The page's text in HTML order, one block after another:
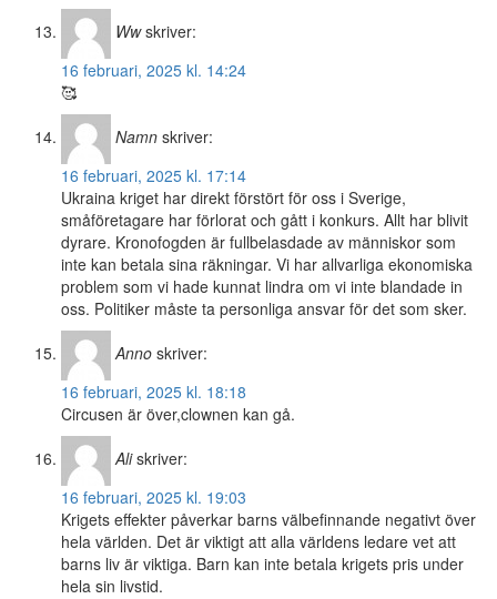
Ww skriver:
16 februari, 2025 kl. 14:24
🥰
Namn skriver:
16 februari, 2025 kl. 17:14
Ukraina kriget har direkt förstört för oss i Sverige,
småföretagare har förlorat och gått i konkurs. Allt har blivit
dyrare. Kronofogden är fullbelasdade av människor som
inte kan betala sina räkningar. Vi har allvarliga ekonomiska
problem som vi hade kunnat lindra om vi inte blandade in
oss. Politiker måste ta personliga ansvar för det som sker.
Anno skriver:
16 februari, 2025 kl. 18:18
Circusen är över,clownen kan gå.
Ali skriver:
16 februari, 2025 kl. 19:03
Krigets effekter påverkar barns välbefinnande negativt över
hela världen. Det är viktigt att alla världens ledare vet att
barns liv är viktiga. Barn kan inte betala krigets pris under
hela sin livstid.